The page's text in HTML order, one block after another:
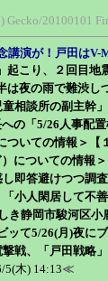
20100101
講演が！戸田はV-
こり、２回目地
夜の雨で難渋し
相談所の副主幹
の「5/26人事配
いての情報＞【
ついての情報
即答避けつつ調
小人閑居して不
静岡市駿河区小
て5/26(月)夜に
戦、「戸田戦略
5(木) 14:13≪